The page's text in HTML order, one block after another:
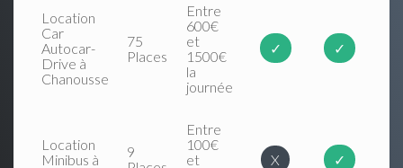
Location
Car
Autocar-
Drive à
Chanousse
75
Places
Entre
600€
et
1500€
la
journée
✓ ✓
Location
Minibus à
9
Entre
100€
et
X ✓